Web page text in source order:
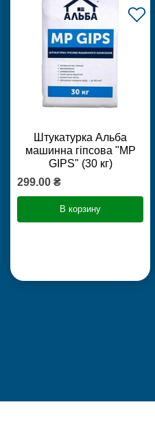
Штукатурка Альба
машинна гіпсова "MP
GIPS" (30 кг)
299.00 ₴
В корзину